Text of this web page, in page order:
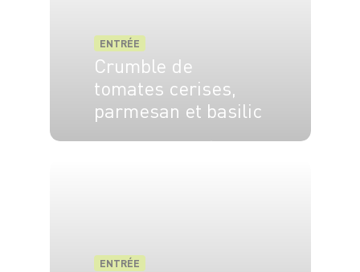
ENTRÉE
Crumble de
tomates cerises,
parmesan et basilic
ENTRÉE